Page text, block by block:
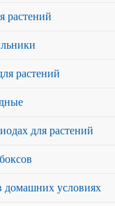
растений
растений
для растений
условиях